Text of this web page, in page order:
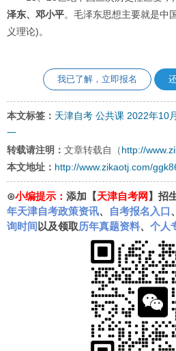
泽东、邓小平。毛泽东思想主要就是中
义理论)。
我已了解，立即报名
本文标签： 天津自考 公共课 2022年10
一
转载请注明： 文章转载自（ http://
本文地址： http://www.zikaotj.com/
⊙小编提示： 添加【天津自考网 】招
年天津自考政策资讯、 自考报名入口、
询时间 以及领取历年真题资料、 个人